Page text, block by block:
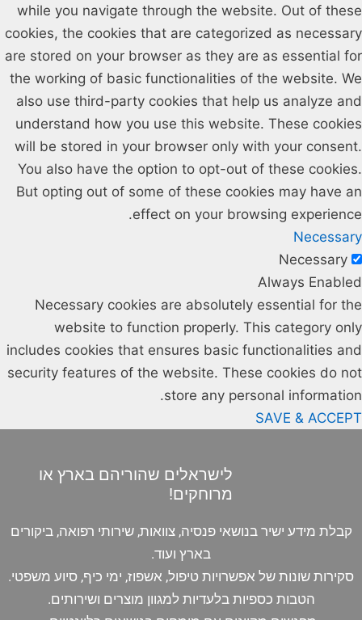
while you navigate through the website. Out of these
cookies, the cookies that are categorized as necessary
are stored on your browser as they are as essential for
the working of basic functionalities of the website. We
also use third-party cookies that help us analyze and
understand how you use this website. These cookies
will be stored in your browser only with your consent.
You also have the option to opt-out of these cookies.
But opting out of some of these cookies may have an
effect on your browsing experience.
Necessary
Necessary
Always Enabled
Necessary cookies are absolutely essential for the
website to function properly. This category only
includes cookies that ensures basic functionalities and
security features of the website. These cookies do not
store any personal information.
SAVE & ACCEPT
לישראלים שהוריהם בארץ או
מרוחקים!
קבלת מידע ישיר בנושאי פנסיה, צוואות, שירותי רפואה, ביקורים
בארץ ועוד.
סקירות שונות של אפשרויות טיפול, אשפוז, ימי כיף, סיוע משפטי.
הטבות כספיות בלעדיות למגוון מוצרים ושירותים.